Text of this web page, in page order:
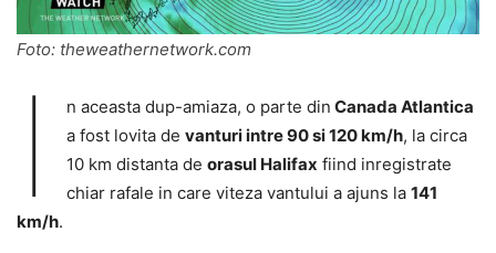
Foto: theweathernetwork.com
I n aceasta dup-amiaza, o parte din Canada Atlantica
a fost lovita de vanturi intre 90 si 120 km/h, la circa
10 km distanta de orasul Halifax fiind inregistrate
chiar rafale in care viteza vantului a ajuns la 141
km/h.